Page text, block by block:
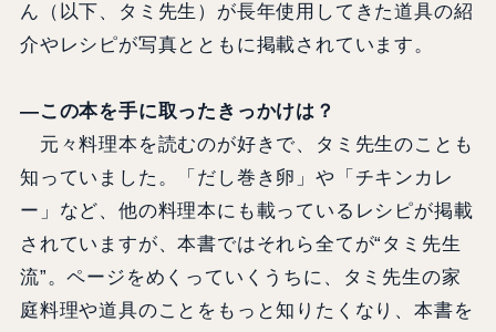
ん（以下、タミ先生）が長年使用してきた道具の紹
介やレシピが写真とともに掲載されています。
―この本を手に取ったきっかけは？
元々料理本を読むのが好きで、タミ先生のことも
知っていました。「だし巻き卵」や「チキンカレ
ー」など、他の料理本にも載っているレシピが掲載
されていますが、本書ではそれら全てが“タミ先生
流”。ページをめくっていくうちに、タミ先生の家
庭料理や道具のことをもっと知りたくなり、本書を